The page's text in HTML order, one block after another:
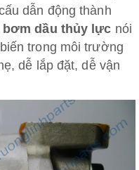
dẫn động thành
bơm dầu thủy lực nói
trong môi trường
dễ lắp đặt, dễ vận